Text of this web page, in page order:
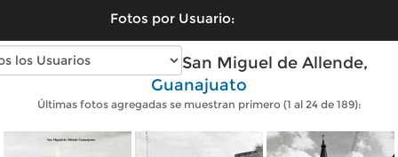
Fotos por Usuario:
Fotos antiguas de San Miguel de Allende,
Guanajuato
Últimas fotos agregadas se muestran primero (1 al 24 de 189):